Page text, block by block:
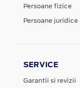
Persoane fizice
Persoane juridice
SERVICE
Garantii si revizii